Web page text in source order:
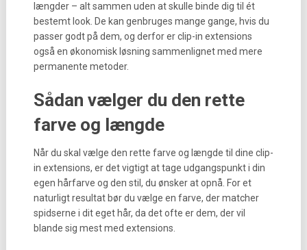
længder – alt sammen uden at skulle binde dig til ét
bestemt look. De kan genbruges mange gange, hvis du
passer godt på dem, og derfor er clip-in extensions
også en økonomisk løsning sammenlignet med mere
permanente metoder.
Sådan vælger du den rette
farve og længde
Når du skal vælge den rette farve og længde til dine clip-
in extensions, er det vigtigt at tage udgangspunkt i din
egen hårfarve og den stil, du ønsker at opnå. For et
naturligt resultat bør du vælge en farve, der matcher
spidserne i dit eget hår, da det ofte er dem, der vil
blande sig mest med extensions.